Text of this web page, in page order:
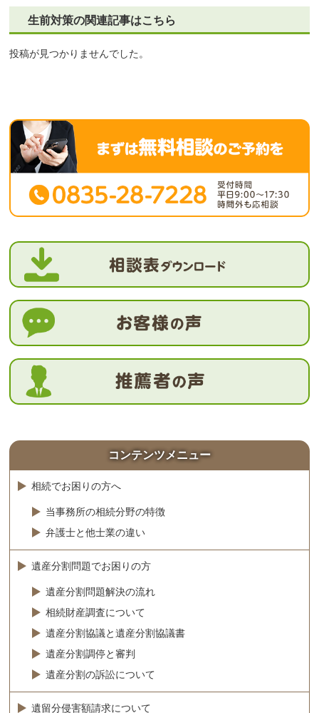
生前対策の関連記事はこちら
投稿が見つかりませんでした。
コンテンツメニュー
相続でお困りの方へ
当事務所の相続分野の特徴
弁護士と他士業の違い
遺産分割問題でお困りの方
遺産分割問題解決の流れ
相続財産調査について
遺産分割協議と遺産分割協議書
遺産分割調停と審判
遺産分割の訴訟について
遺留分侵害額請求について